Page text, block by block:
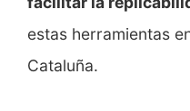
estas herramientas
Cataluña.